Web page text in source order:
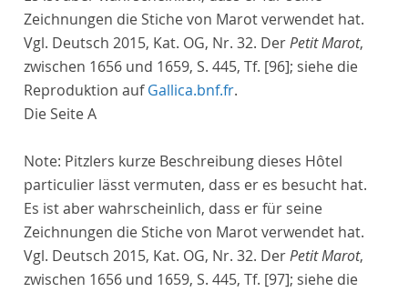
Zeichnungen die Stiche von Marot verwendet hat.
Vgl. Deutsch 2015, Kat. OG, Nr. 32. DerPetit Marot,
zwischen 1656 und 1659, S. 445, Tf. [96]; siehe die
Reproduktion aufGallica.bnf.fr.
Die SeiteA
Note: Pitzlers kurze Beschreibung dieses Hôtel
particulier lässt vermuten, dass er es besucht hat.
Es ist aber wahrscheinlich, dass er für seine
Zeichnungen die Stiche von Marot verwendet hat.
Vgl. Deutsch 2015, Kat. OG, Nr. 32. DerPetit Marot,
zwischen 1656 und 1659, S. 445, Tf. [97]; siehe die